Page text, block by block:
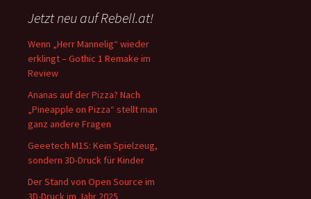
Jetzt neu auf Rebell.at!
Wenn „Herr Mannelig“ wieder
erklingt – Gothic 1 Remake im
Review
Ananas auf der Pizza? Nach
„Pineapple on Pizza“ stellt man
ganz andere Fragen
Geeetech M1S: Kein Spielzeug,
sondern 3D-Druck für Kinder
Der Stand von Open Source im
3D-Druck im Jahr 2025